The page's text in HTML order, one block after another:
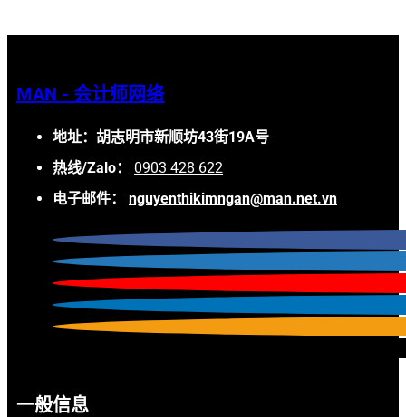
MAN - 会计师网络
地址：胡志明市新顺坊43街19A号
热线/Zalo： 0903 428 622
电子邮件： nguyenthikimngan@man.net.vn
一般信息